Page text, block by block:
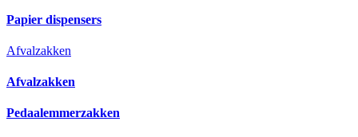
Papier dispensers
Afvalzakken
Afvalzakken
Pedaalemmerzakken